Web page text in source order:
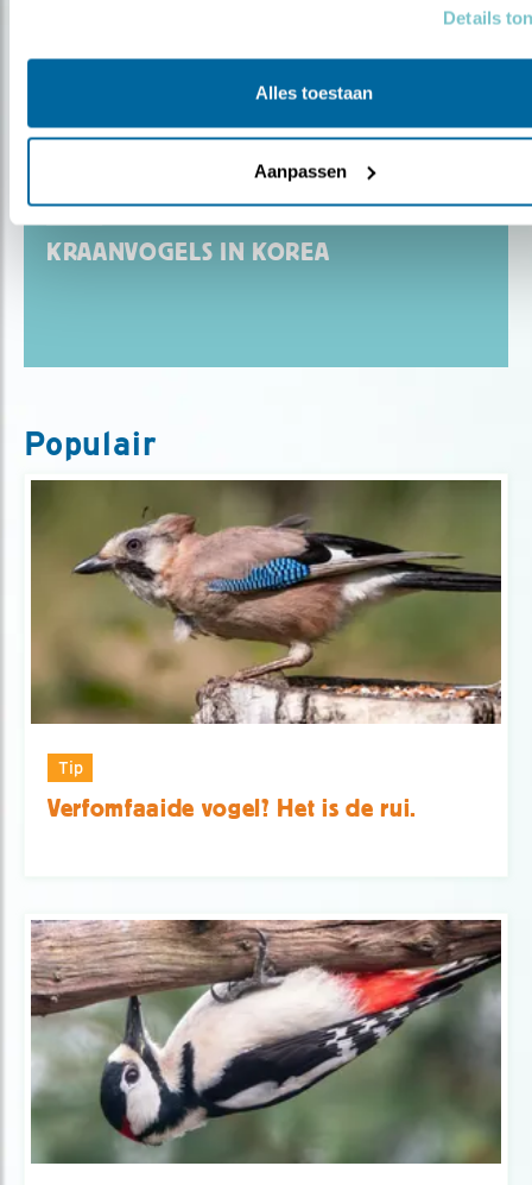
Details
Alles toestaan
Aanpassen
Blog
KRAANVOGELS IN KOREA
Populair
Tip
Verfomfaaide vogel? Het is de rui.